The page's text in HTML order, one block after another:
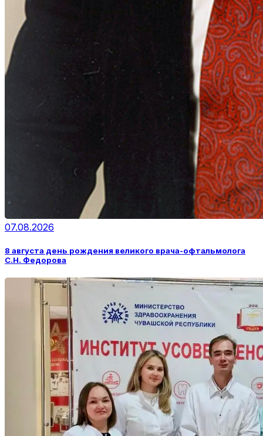
07.08.2026
8 августа день рождения великого врача-офтальмолога
С.Н. Федорова